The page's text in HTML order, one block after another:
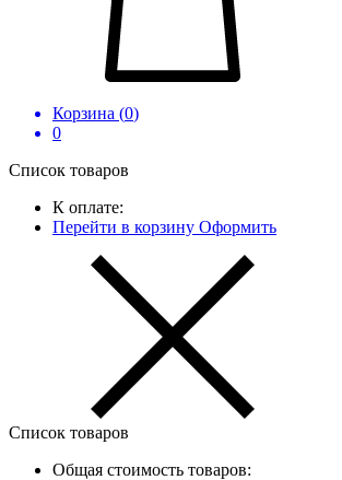
Корзина (0)
0
Список товаров
К оплате:
Перейти в корзину Оформить
Список товаров
Общая стоимость товаров: